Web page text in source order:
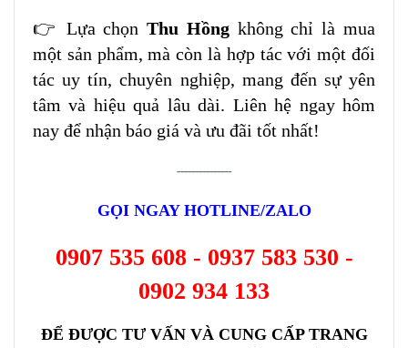
👉 Lựa chọnThu Hồngkhông chỉ là mua
một sản phẩm, mà còn là hợp tác với một đối
tác uy tín, chuyên nghiệp, mang đến sự yên
tâm và hiệu quả lâu dài. Liên hệ ngay hôm
nay để nhận báo giá và ưu đãi tốt nhất!
---------------
GỌI NGAY HOTLINE/ZALO
0907 535 608 - 0937 583 530 -
0902 934 133
ĐỂ ĐƯỢC TƯ VẤN VÀ CUNG CẤP TRANG